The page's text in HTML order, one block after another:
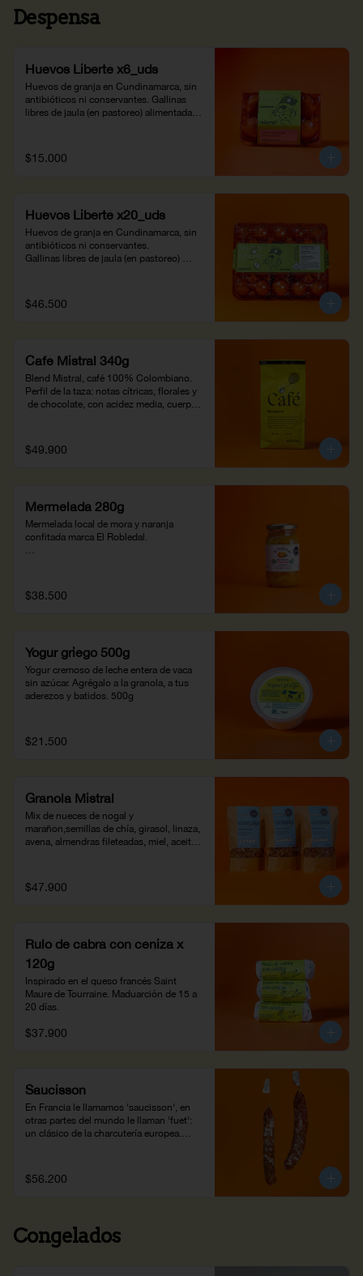
Despensa
Huevos Liberté x6_uds
Huevos de granja en Cundinamarca, sin
antibióticos ni conservantes. Gallinas
libres de jaula (en pastoreo) alimentadas
plantas nativas de la región. Huevos ricos
en omega 3 y luteína, propiedades para la
$15.000
Huevos Liberté x20_uds
Huevos de granja en Cundinamarca, sin
antibióticos ni conservantes.
Gallinas libres de jaula (en pastoreo)
omega 3 y plantas nativas de la región.
Huevos de pastoreo ricos en omega 3 y
$46.500
Café Mistral 340g
Blend Mistral, café 100% Colombiano.
Perfil de la taza: notas cítricas, florales y
de chocolate, con acidez media, cuerpo
$49.900
Mermelada 280g
Mermelada local de mora y naranja
confitada marca El Robledal.
$38.500
Yogur griego 500g
Yogur cremoso de leche entera de vaca
sin azúcar. Agrégalo a la granola, a tus
aderezos y batidos. 500g
$21.500
Granola Mistral
Mix de nueces de nogal y
marañon,semillas de chía, girasol, linaza,
avena, almendras fileteadas, miel, aceite
crocante, agrégale yogur o leches
vegetales. Ideal para el desayuno con
$47.900
Rulo de cabra con ceniza x
120g
Inspirado en el queso francés Saint
Maure de Tourraine. Maduarción de 15 a
20 días.
$37.900
Saucisson
En Francia le llamamos 'saucisson', en
otras partes del mundo le llaman 'fuet':
un clásico de la charcutería europea.
tradicional de los Alpes franceses con
ingredientes colombianos: cerdo de
¡Elaborado en los laboratorios de Joyería
Gastronómica!
$56.200
Congelados